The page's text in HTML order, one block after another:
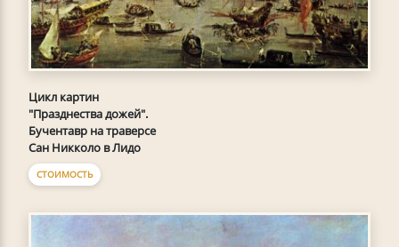
Цикл картин
"Празднества дожей".
Бучентавр на траверсе
Сан Никколо в Лидо
СТОИМОСТЬ